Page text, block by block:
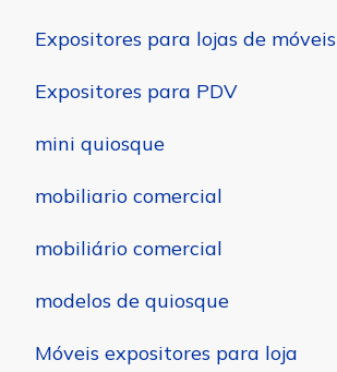
Expositores para lojas de móveis
Expositores para PDV
mini quiosque
mobiliario comercial
mobiliário comercial
modelos de quiosque
Móveis expositores para loja